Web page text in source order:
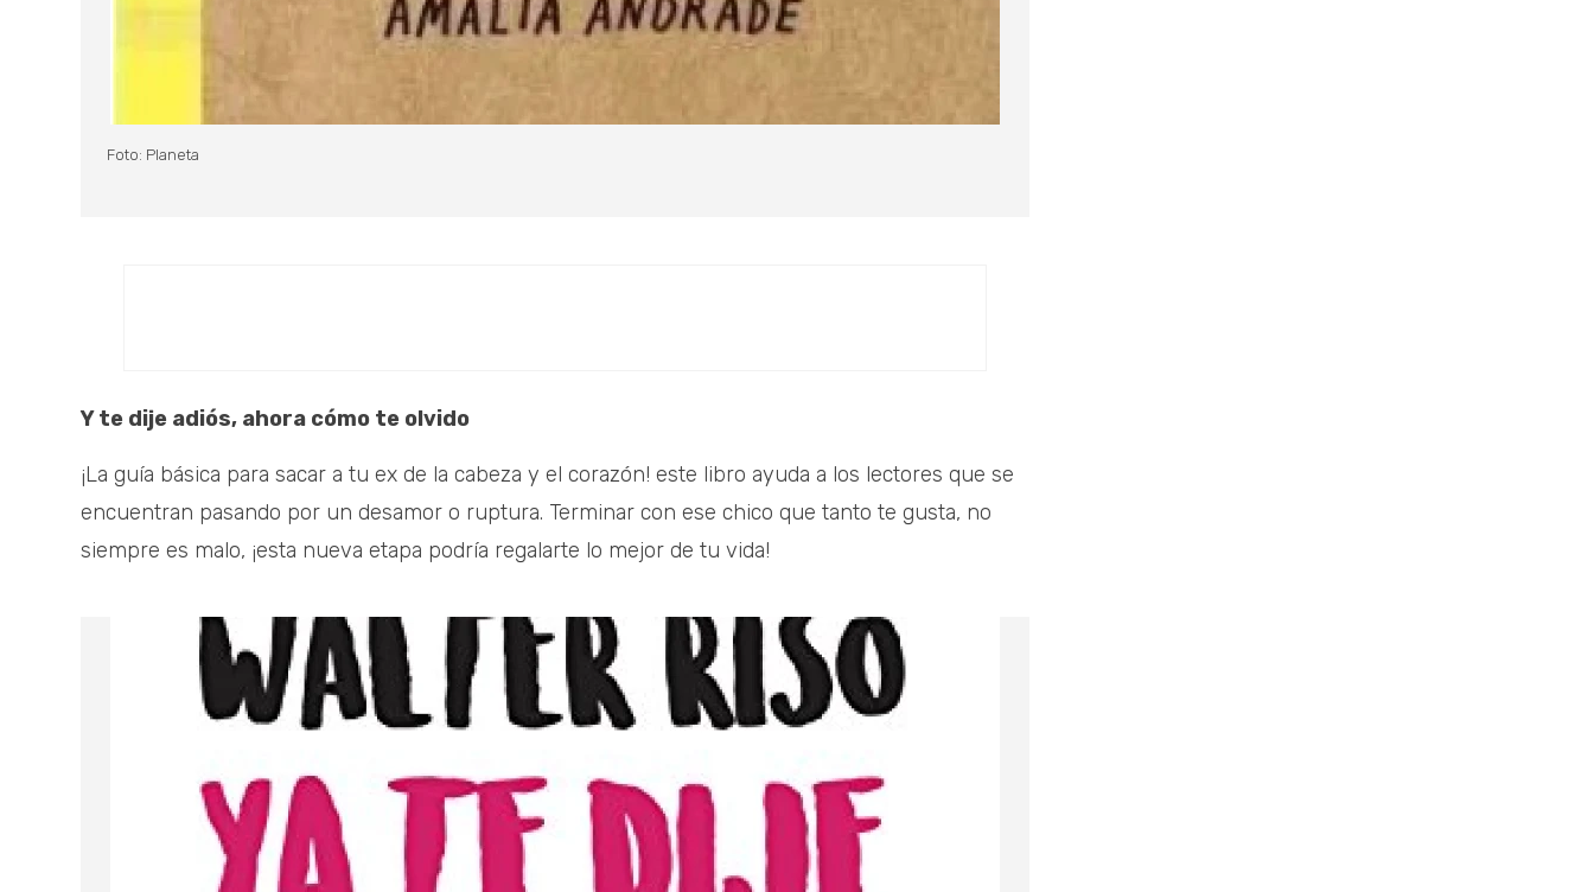
Foto: Planeta
Y te dije adiós, ahora cómo te olvido
¡La guía básica para sacar a tu ex de la cabeza y el corazón! este libro ayuda a los lectores que se
encuentran pasando por un desamor o ruptura. Terminar con ese chico que tanto te gusta, no
siempre es malo, ¡esta nueva etapa podría regalarte lo mejor de tu vida!